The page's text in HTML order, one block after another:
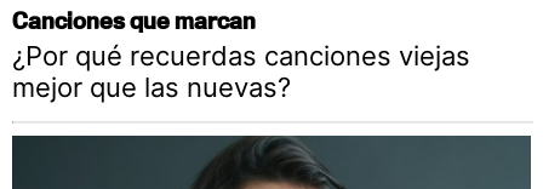
Canciones que marcan
¿Por qué recuerdas canciones viejas
mejor que las nuevas?